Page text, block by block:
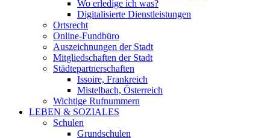
Wo erledige ich was?
Digitalisierte Dienstleistungen
Ortsrecht
Online-Fundbüro
Auszeichnungen der Stadt
Mitgliedschaften der Stadt
Städtepartnerschaften
Issoire, Frankreich
Mistelbach, Österreich
Wichtige Rufnummern
LEBEN & SOZIALES
Schulen
Grundschulen